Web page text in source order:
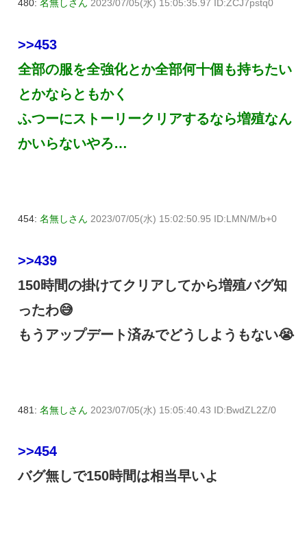
480: 名無しさん 2023/07/05(水) 15:05:35.97 ID:ZCJ7pstq0
>>453
全部の服を全強化とか全部何十個も持ちたい
とかならともかく
ふつーにストーリークリアするなら増殖なん
かいらないやろ…
454: 名無しさん 2023/07/05(水) 15:02:50.95 ID:LMN/M/b+0
>>439
150時間の掛けてクリアしてから増殖バグ知
ったわ😅
もうアップデート済みでどうしようもない😭
481: 名無しさん 2023/07/05(水) 15:05:40.43 ID:BwdZL2Z/0
>>454
バグ無しで150時間は相当早いよ